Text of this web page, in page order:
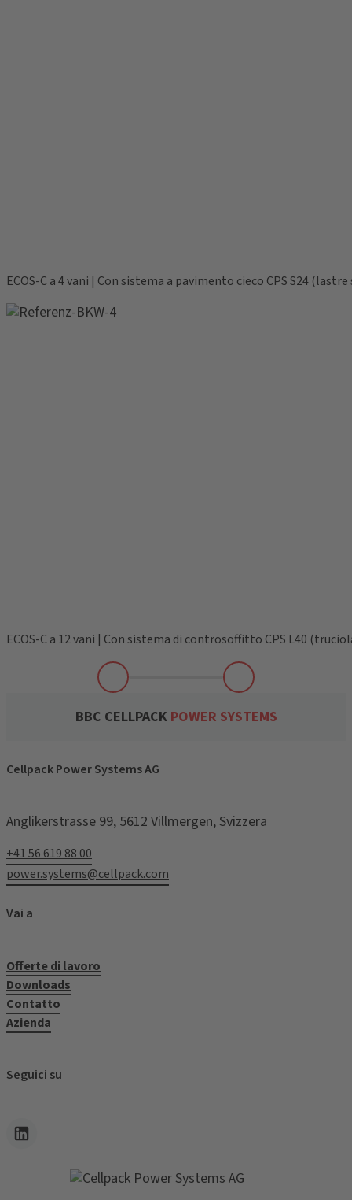
ECOS-C a 4 vani | Con sistema a pavimento cieco CPS S24
ECOS-C a 12 vani | Con sistema di controsoffitto CPS L40
BBC CELLPACK POWER SYSTEMS
Cellpack Power Systems AG
Anglikerstrasse 99, 5612 Villmergen, Svizzera
+41 56 619 88 00
power.systems@cellpack.com
Vai a
Offerte di lavoro
Downloads
Contatto
Azienda
Seguici su